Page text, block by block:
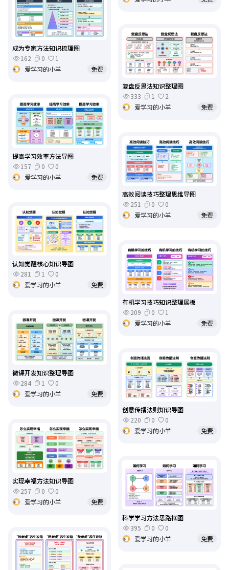
成为专家方法知识梳理图
162
0
1
爱学习的小羊
免费
复盘反思法知识整理图
333
1
2
爱学习的小羊
免费
提高学习效率方法导图
157
0
0
爱学习的小羊
免费
高效阅读技巧整理思维导图
251
0
0
爱学习的小羊
免费
认知觉醒核心知识导图
281
1
0
爱学习的小羊
免费
有机学习技巧知识整理展板
209
0
1
爱学习的小羊
免费
微课开发知识整理导图
284
1
0
爱学习的小羊
免费
创意传播法则知识导图
220
0
0
爱学习的小羊
免费
实现幸福方法知识导图
257
0
0
爱学习的小羊
免费
科学学习方法思路框图
395
0
0
爱学习的小羊
免费